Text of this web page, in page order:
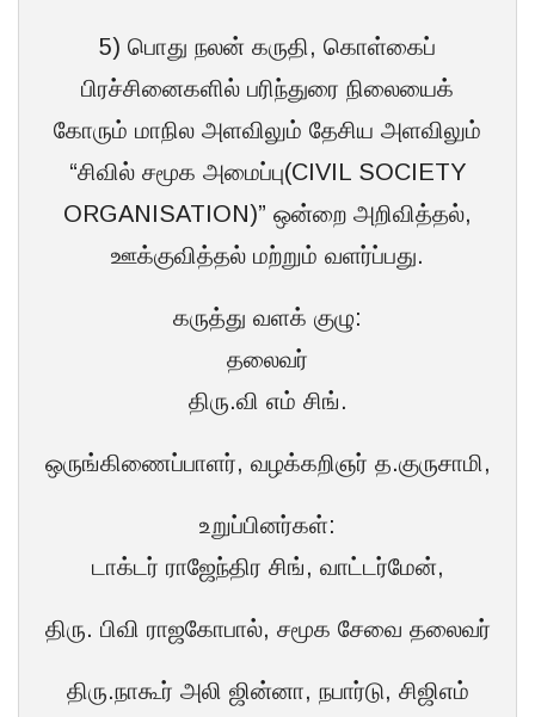
5) பொது நலன் கருதி, கொள்கைப்
பிரச்சினைகளில் பரிந்துரை நிலையைக்
கோரும் மாநில அளவிலும் தேசிய அளவிலும்
“சிவில் சமூக அமைப்பு(CIVIL SOCIETY
ORGANISATION)” ஒன்றை அறிவித்தல்,
ஊக்குவித்தல் மற்றும் வளர்ப்பது.
கருத்து வளக் குழு:
தலைவர்
திரு.வி எம் சிங்.
ஒருங்கிணைப்பாளர், வழக்கறிஞர் த.குருசாமி,
உறுப்பினர்கள்:
டாக்டர் ராஜேந்திர சிங், வாட்டர்மேன்,
திரு. பிவி ராஜகோபால், சமூக சேவை தலைவர்
திரு.நாகூர் அலி ஜின்னா, நபார்டு, சிஜிஎம்